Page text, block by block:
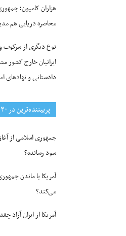
هزاران کامیون؛
محاصره دریایی هم
نوع دیگری از سرکوب
ایرانیان خارج کشور
دادستانی و نهادهای
پربیننده‌ترین‌ در ۳۰ روز گذشته
جمهوری اسلامی از
سود رسانده؟
آمریکا با ماندن
می‌کند؟
آمریکا از ایران آزاد